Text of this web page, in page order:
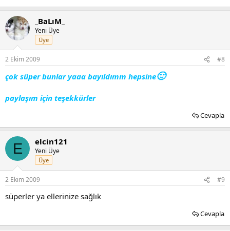
_BaLıM_
Yeni Üye
Üye
2 Ekim 2009 #8
çok süper bunlar yaaa bayıldımm hepsine🙂
paylaşım için teşekkürler
Cevapla
E elcin121
Yeni Üye
Üye
2 Ekim 2009 #9
süperler ya ellerinize sağlık
Cevapla